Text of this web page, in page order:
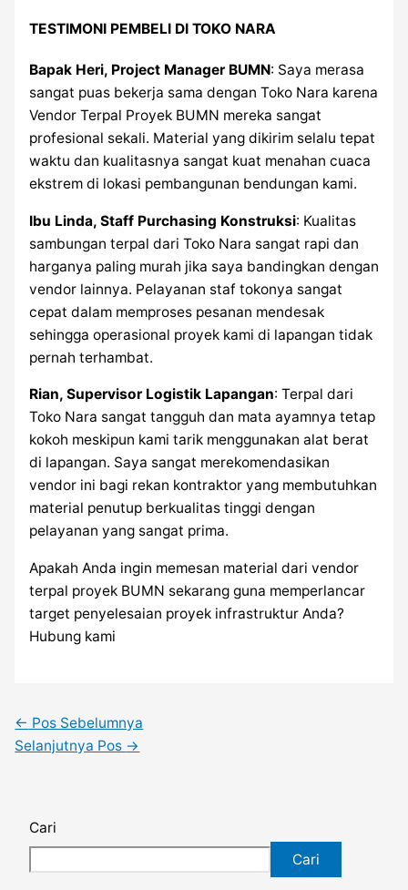
TESTIMONI PEMBELI DI TOKO NARA
Bapak Heri, Project Manager BUMN: Saya merasa
sangat puas bekerja sama dengan Toko Nara karena
Vendor Terpal Proyek BUMN mereka sangat
profesional sekali. Material yang dikirim selalu tepat
waktu dan kualitasnya sangat kuat menahan cuaca
ekstrem di lokasi pembangunan bendungan kami.
Ibu Linda, Staff Purchasing Konstruksi: Kualitas
sambungan terpal dari Toko Nara sangat rapi dan
harganya paling murah jika saya bandingkan dengan
vendor lainnya. Pelayanan staf tokonya sangat
cepat dalam memproses pesanan mendesak
sehingga operasional proyek kami di lapangan tidak
pernah terhambat.
Rian, Supervisor Logistik Lapangan: Terpal dari
Toko Nara sangat tangguh dan mata ayamnya tetap
kokoh meskipun kami tarik menggunakan alat berat
di lapangan. Saya sangat merekomendasikan
vendor ini bagi rekan kontraktor yang membutuhkan
material penutup berkualitas tinggi dengan
pelayanan yang sangat prima.
Apakah Anda ingin memesan material dari vendor
terpal proyek BUMN sekarang guna memperlancar
target penyelesaian proyek infrastruktur Anda?
Hubung kami
← Pos Sebelumnya
Selanjutnya Pos →
Cari
Cari